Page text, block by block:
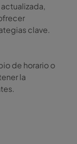
clave.
de horario o
la